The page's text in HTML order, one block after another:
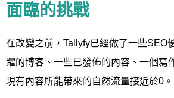
面臨的挑戰
在改變之前，Tallyfy已經做了一些SEO
躍的博客、一些已發佈的內容、一個寫
現有內容所能帶來的自然流量接近於0。